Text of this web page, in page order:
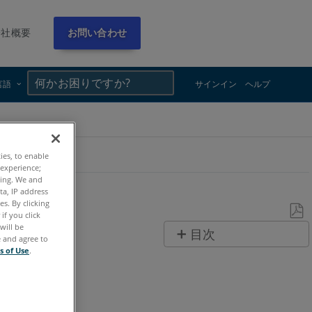
概要 お問い合わせ
語 サインイン ヘルプ
と
目次
to enable
We and
IP address
By clicking
if you click
be
and agree to
of Use.